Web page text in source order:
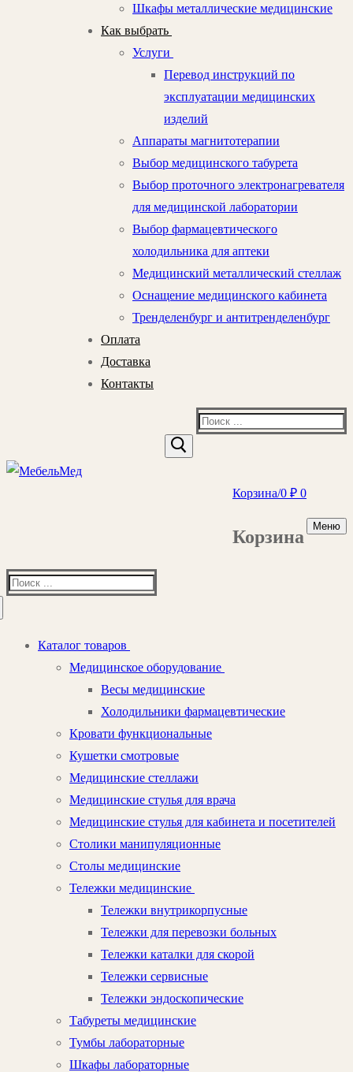
Шкафы металлические медицинские
Как выбрать
Услуги
Перевод инструкций по
эксплуатации медицинских
изделий
Аппараты магнитотерапии
Выбор медицинского табурета
Выбор проточного электронагревателя
для медицинской лаборатории
Выбор фармацевтического
холодильника для аптеки
Медицинский металлический стеллаж
Оснащение медицинского кабинета
Тренделенбург и антитренделенбург
Оплата
Доставка
Контакты
Найти:
Корзина/0 ₽ 0
Корзина
Меню
Найти:
Каталог товаров
Медицинское оборудование
Весы медицинские
Холодильники фармацевтические
Кровати функциональные
Кушетки смотровые
Медицинские стеллажи
Медицинские стулья для врача
Медицинские стулья для кабинета и посетителей
Столики манипуляционные
Столы медицинские
Тележки медицинские
Тележки внутрикорпусные
Тележки для перевозки больных
Тележки каталки для скорой
Тележки сервисные
Тележки эндоскопические
Табуреты медицинские
Тумбы лабораторные
Шкафы лабораторные